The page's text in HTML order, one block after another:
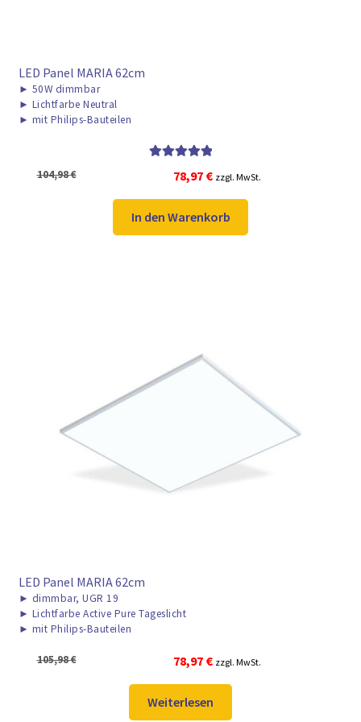
LED Panel MARIA 62cm
► 50W dimmbar
► Lichtfarbe Neutral
► mit Philips-Bauteilen
von 5
104,98€
Ursprünglicher
war:
104,98 €
78,97 €Aktueller
ist:
78,97 €.
zzgl. MwSt.
In den Warenkorb
LED Panel MARIA 62cm
► dimmbar, UGR 19
► Lichtfarbe Active Pure Tageslicht
► mit Philips-Bauteilen
105,98€
Ursprünglicher
war:
78,97 €Aktueller
ist:
zzgl. MwSt.
Weiterlesen